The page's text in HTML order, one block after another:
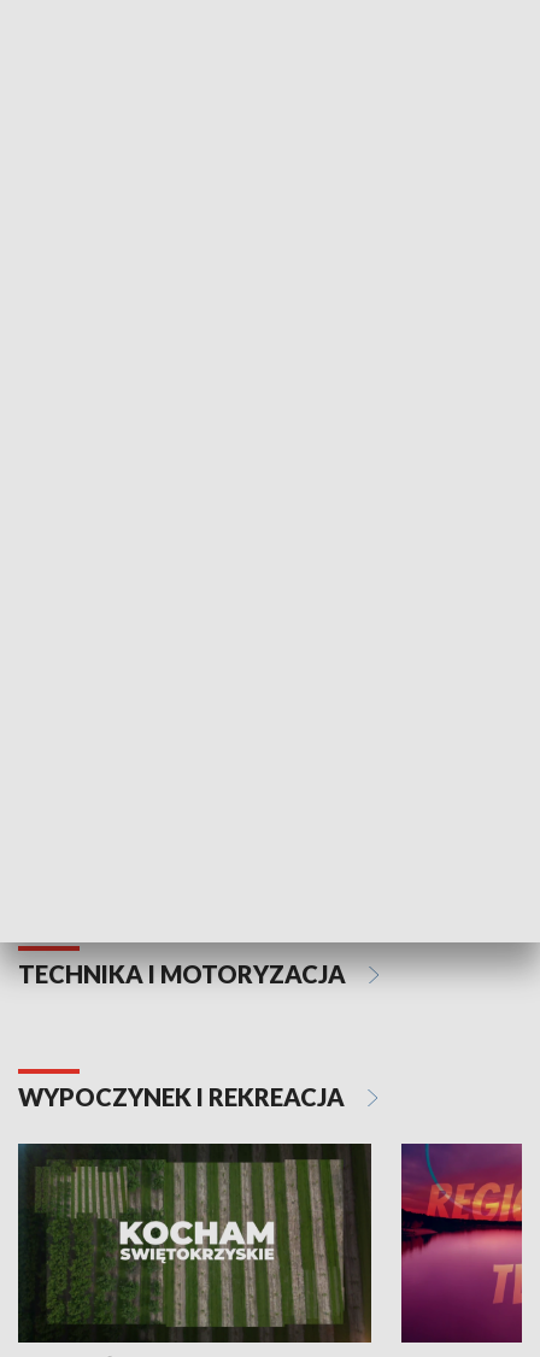
TECHNIKA I MOTORYZACJA
WYPOCZYNEK I REKREACJA